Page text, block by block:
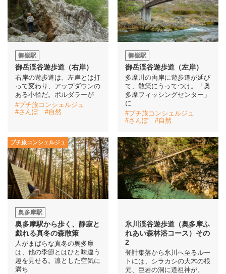
御嶽駅
御岳渓谷遊歩道（右岸）
右岸の遊歩道は、左岸とは打
って変わり、アップダウンの
ある小径だ。ボルダラーが
#プチ旅コンシェルジュ
#さんぽ
#自然
御嶽駅
御岳渓谷遊歩道（左岸）
多摩川の両岸に遊歩道が延び
て、散策にうってつけ。「奥
多摩フィッシングセンター」
に
#プチ旅コンシェルジュ
#さんぽ
#自然
プチ旅コンシェルジュ
奥多摩駅
奥多摩駅から歩く、静寂と
戯れる真冬の森散策
人がまばらな真冬の奥多摩
は、他の季節とはひと味違う
趣を見せる。凛とした空気に
満ち
氷川渓谷遊歩道（奥多摩ふ
れあい森林浴コース）その
2
登計集落から氷川へ至るルー
トには、シラカシの大木の根
元、巨岩の洞に道祖神が。